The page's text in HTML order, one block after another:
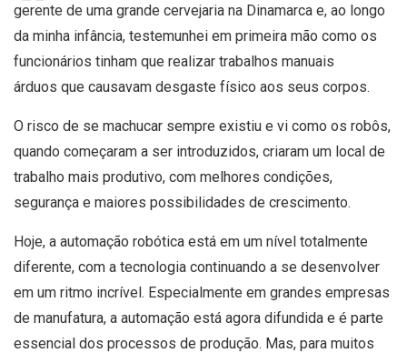
gerente de uma grande cervejaria na Dinamarca e, ao longo
da minha infância, testemunhei em primeira mão como os
funcionários tinham que realizar trabalhos manuais
árduos que causavam desgaste físico aos seus corpos.
O risco de se machucar sempre existiu e vi como os robôs,
quando começaram a ser introduzidos, criaram um local de
trabalho mais produtivo, com melhores condições,
segurança e maiores possibilidades de crescimento.
Hoje, a automação robótica está em um nível totalmente
diferente, com a tecnologia continuando a se desenvolver
em um ritmo incrível. Especialmente em grandes empresas
de manufatura, a automação está agora difundida e é parte
essencial dos processos de produção. Mas, para muitos